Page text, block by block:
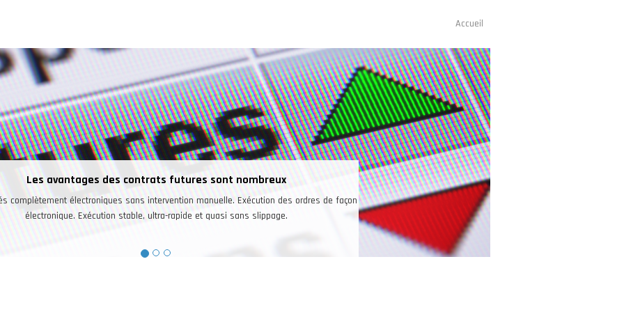
principale
Accueil
Une bonne raison pour trader les futures
Les investisseurs peuvent trader sur un seul et même compte les futures sur des indices de
marchés ainsi que sur le pétrole, l’or, l’argent, le café, le cacao, les devises.